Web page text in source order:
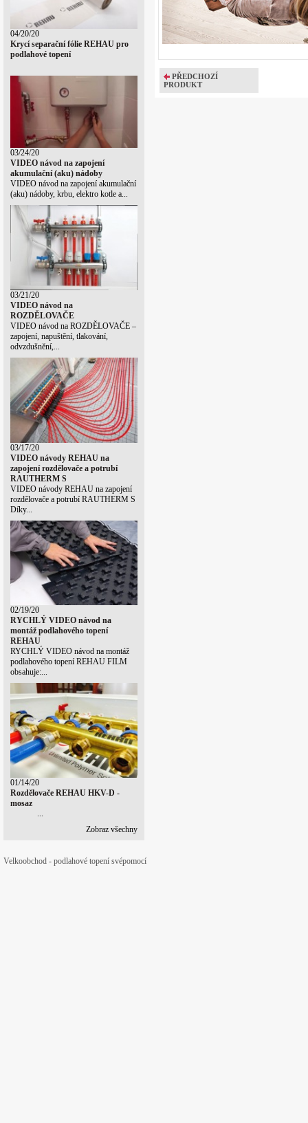
04/20/20
Krycí separační fólie REHAU pro
podlahové topení
03/24/20
VIDEO návod na zapojení
akumulační (aku) nádoby
VIDEO návod na zapojení akumulační
(aku) nádoby, krbu, elektro kotle a...
03/21/20
VIDEO návod na
ROZDĚLOVAČE
VIDEO návod na ROZDĚLOVAČE –
zapojení, napuštění, tlakování,
odvzdušnění,...
03/17/20
VIDEO návody REHAU na
zapojení rozdělovače a potrubí
RAUTHERM S
VIDEO návody REHAU na zapojení
rozdělovače a potrubí RAUTHERM S
Díky...
02/19/20
RYCHLÝ VIDEO návod na
montáž podlahového topení
REHAU
RYCHLÝ VIDEO návod na montáž
podlahového topení REHAU FILM
obsahuje:...
01/14/20
Rozdělovače REHAU HKV-D -
mosaz
...
Zobraz všechny
PŘEDCHOZÍ
PRODUKT
Velkoobchod - podlahové topení svépomocí